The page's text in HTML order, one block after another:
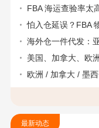
FBA 海运查验率太
怕入仓延误？FBA 物
海外仓一件代发：
美国、加拿大、欧
欧洲 / 加拿大 / 墨
最新动态